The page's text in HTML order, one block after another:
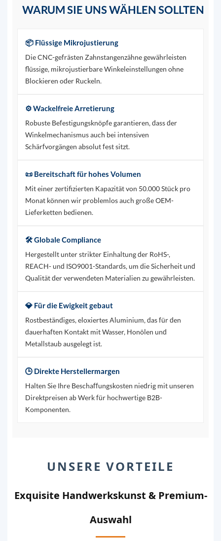
WARUM SIE UNS WÄHLEN SOLLTEN
📦 Flüssige Mikrojustierung
Die CNC-gefrästen Zahnstangenzähne gewährleisten
flüssige, mikrojustierbare Winkeleinstellungen ohne
Blockieren oder Ruckeln.
⚙️ Wackelfreie Arretierung
Robuste Befestigungsknöpfe garantieren, dass der
Winkelmechanismus auch bei intensiven
Schärfvorgängen absolut fest sitzt.
📜 Bereitschaft für hohes Volumen
Mit einer zertifizierten Kapazität von 50.000 Stück pro
Monat können wir problemlos auch große OEM-
Lieferketten bedienen.
🛠️ Globale Compliance
Hergestellt unter strikter Einhaltung der RoHS-,
REACH- und ISO9001-Standards, um die Sicherheit und
Qualität der verwendeten Materialien zu gewährleisten.
💎 Für die Ewigkeit gebaut
Rostbeständiges, eloxiertes Aluminium, das für den
dauerhaften Kontakt mit Wasser, Honölen und
Metallstaub ausgelegt ist.
🕒 Direkte Herstellermargen
Halten Sie Ihre Beschaffungskosten niedrig mit unseren
Direktpreisen ab Werk für hochwertige B2B-
Komponenten.
UNSERE VORTEILE
Exquisite Handwerkskunst & Premium-
Auswahl